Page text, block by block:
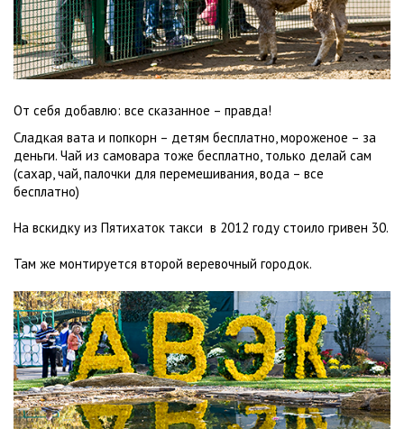
От себя добавлю: все сказанное – правда!
Сладкая вата и попкорн – детям бесплатно, мороженое – за
деньги. Чай из самовара тоже бесплатно, только делай сам
(сахар, чай, палочки для перемешивания, вода – все
бесплатно)
На вскидку из Пятихаток такси в 2012 году стоило гривен 30.
Там же монтируется второй веревочный городок.